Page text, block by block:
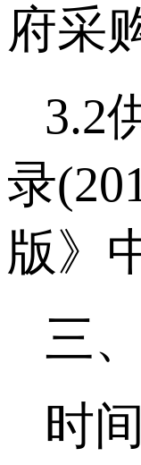
府采
3.2
录
版》
三
时